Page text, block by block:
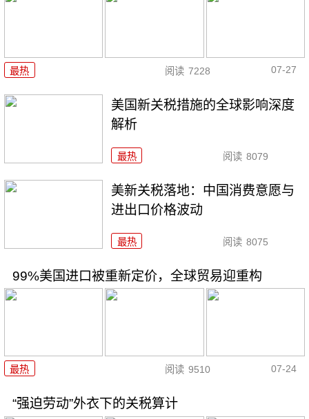
最热 阅读 7228 07-27
美国新关税措施的全球影响深度
解析
最热 阅读 8079
美新关税落地：中国消费意愿与
进出口价格波动
最热 阅读 8075
99%美国进口被重新定价，全球贸易迎重构
最热 阅读 9510 07-24
“强迫劳动”外衣下的关税算计